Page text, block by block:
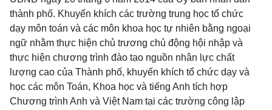
thành phố. Khuyến khích các trường trung học tổ chức
dạy môn toán và các môn khoa học tự nhiên bằng ngoại
ngữ nhằm thực hiện chủ trương chủ động hội nhập và
thực hiện chương trình đào tạo nguồn nhân lực chất
lượng cao của Thành phố, khuyến khích tổ chức dạy và
học các môn Toán, Khoa học và tiếng Anh tích hợp
Chương trình Anh và Việt Nam tại các trường công lập